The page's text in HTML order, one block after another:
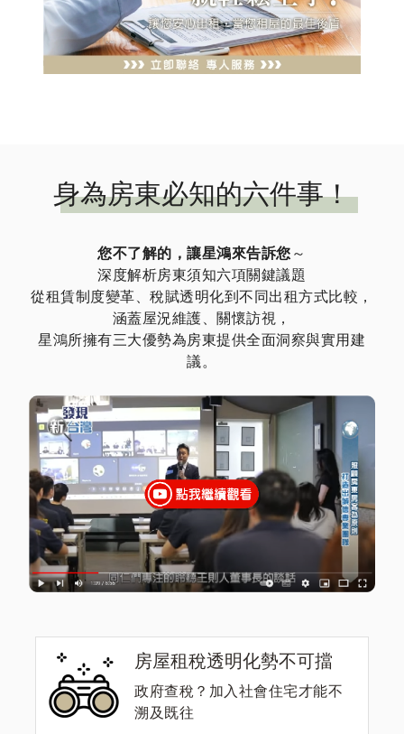
身為房東必知的六件事！
您不了解的，讓星鴻來告訴您 ～
深度解析房東須知六項關鍵議題
從租賃制度變革、稅賦透明化到不同出租方式比較，
涵蓋屋況維護、關懷訪視，
星鴻所擁有三大優勢為房東提供全面洞察與實用建
議。
房屋租稅透明化勢不可擋
政府查稅？加入社會住宅才能不
溯及既往